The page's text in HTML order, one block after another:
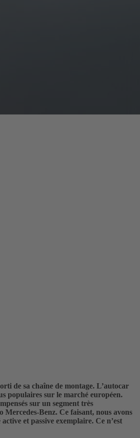
de sa chaîne de montage. L’autocar
populaires sur le marché européen.
sur un segment très
Benz. Ce faisant, nous avons
et passive exemplaire. Ce n’est